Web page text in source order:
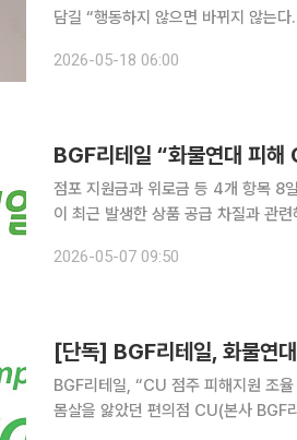
담길 “행동하지 않으면 바뀌지 않는다. 총파업으로 우리의 가치를 증명하자”는 삼성전자 노조의 파
는 “성과급 지급 기준 투명화와 샐러
2026-05-18 06:00
BGF리테일 “화물연대 피
점포 지원금과 위로금 등 4개 항목 8일 지
이 최근 발생한 상품 공급 차질과 관
리테일은 물류 불안정에 따른 가맹점
2026-05-07 09:50
[단독] BGF리테일, 화물연
BGF리테일, “CU 점주 피해지원 조율 중”점별·
몸살을 앓았던 편의점 CU(본사 BGF